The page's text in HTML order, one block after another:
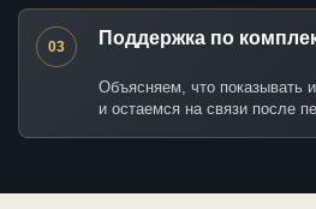
03 Поддержка по
Объясняем, что показывать
и остаемся на связи после